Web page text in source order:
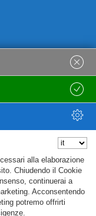
alla elaborazione
Chiudendo il Cookie
continuerai a
Acconsentendo
potremo offrirti